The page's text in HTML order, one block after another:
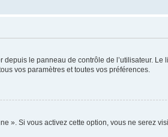
le panneau de contrôle de l’utilisateur. Le
vos paramètres et toutes vos préférences.
». Si vous activez cette option, vous ne serez